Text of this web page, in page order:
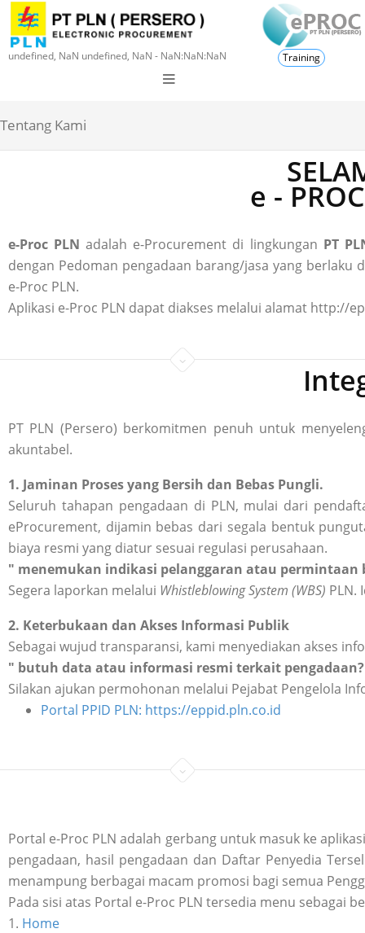
undefined, NaN undefined, NaN - NaN:NaN:NaN Training
Tentang Kami
e -
e-Proc PLN adalah e-Procurement di lingkungan PT
dengan Pedoman pengadaan barang/jasa yang berlaku
e-Proc PLN.
Aplikasi e-Proc PLN dapat diakses melalui alamat http://
PT PLN (Persero) berkomitmen penuh untuk
akuntabel.
1. Jaminan Proses yang Bersih dan Bebas Pungli.
Seluruh tahapan pengadaan di PLN, mulai dari
eProcurement, dijamin bebas dari segala bentuk
biaya resmi yang diatur sesuai regulasi perusahaan.
" menemukan indikasi pelanggaran atau permintaan
Segera laporkan melalui Whistleblowing System (WBS) PLN.
2. Keterbukaan dan Akses Informasi Publik
Sebagai wujud transparansi, kami menyediakan akses
" butuh data atau informasi resmi terkait
Silakan ajukan permohonan melalui Pejabat Pengelola
Portal PPID PLN: https://eppid.pln.co.id
Portal e-Proc PLN adalah gerbang untuk masuk ke
pengadaan, hasil pengadaan dan Daftar Penyedia
menampung berbagai macam promosi bagi semua
Pada sisi atas Portal e-Proc PLN tersedia menu sebagai
1. Home